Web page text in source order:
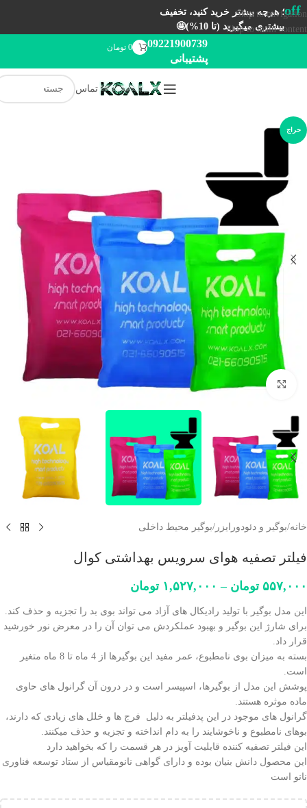
Skip to navigation
Skip to main content
off؛ هرچه بیشتر خرید کنید، تخفیف
بیشتری میگیرید (تا 10%)🤩
09221900739
پشتیبانی
0 تومان
تماس
حراج
برای بزرگنمایی کلیک کنید
خانه/بوگیر و دئودورایزر /بوگیر محیط داخلی
فیلتر تصفیه هوای سرویس بهداشتی کوال
۵۵۷,۰۰۰ تومان – ۱,۵۲۷,۰۰۰ تومان
این مدل بوگیر با تولید رادیکال های آزاد می تواند بوی بد را تجزیه و حذف کند.
برای شارژ این بوگیر و بهبود عملکردش می توان آن را در معرض نور خورشید
قرار داد.
بسته به میزان بوی نامطبوع، عمر مفید این بوگیرها از 4 ماه تا 8 ماه متغیر
است.
پوشش این مدل از بوگیرها، اسپیسر است و در درون آن گرانول های حاوی
ماده موثره هستند.
گرانول های موجود در این پدفیلتر به دلیل فرج ها و خلل های زیادی که دارند،
بوهای نامطبوع و ناخوشایند را به دام انداخته و تجزیه و حذف میکنند.
این فیلتر تصفیه کننده قابلیت آویز در هر قسمت را که بخواهید دارد
این محصول دانش بنیان بوده و دارای گواهی نانومقیاس از ستاد توسعه فناوری
نانو است